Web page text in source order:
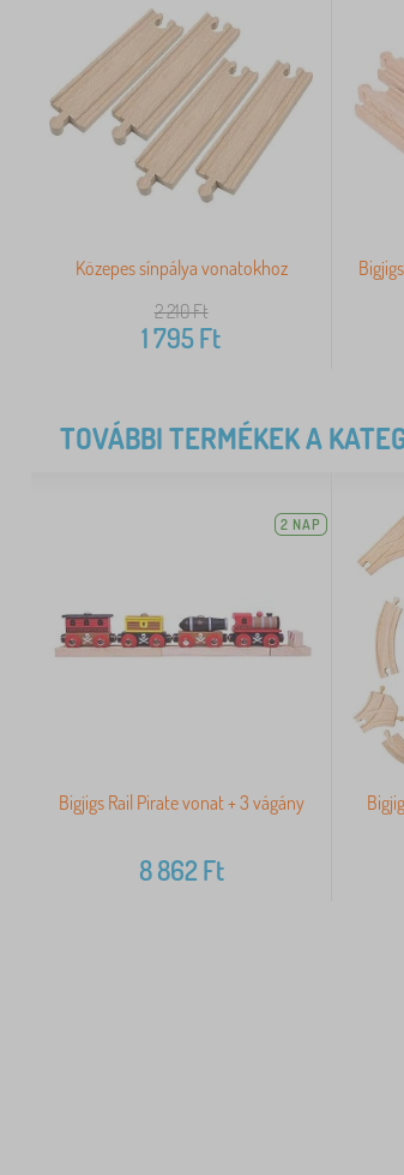
Közepes sínpálya vonatokhoz
2 210Ft
1 795Ft
TOVÁBBI TERMÉKEK A
2 NAP
Bigjigs Rail Pirate vonat + 3 vágány
8 862 Ft